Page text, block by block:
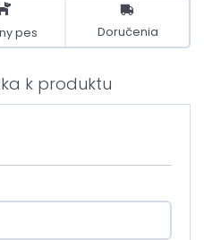
pes Doručenia
k produktu